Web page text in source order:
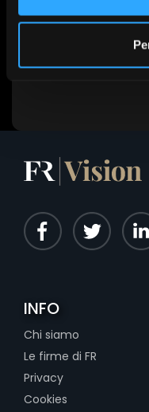
Scopri altri
INFO
Chi siamo
Le firme di FR
Privacy
Cookies